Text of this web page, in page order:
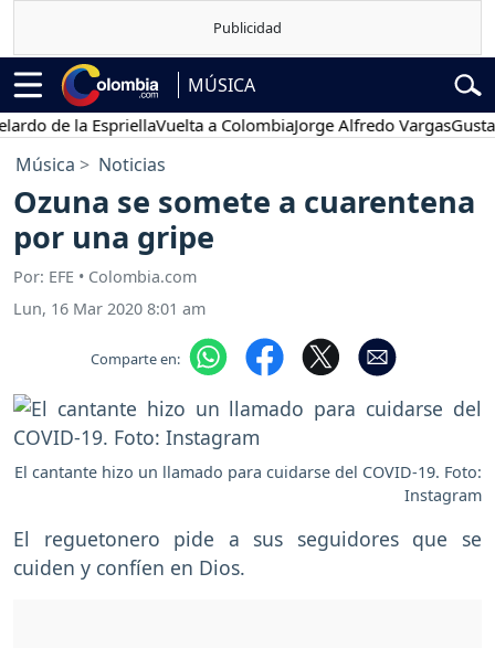
MÚSICA
de la EspriellaVuelta a ColombiaJorge Alfredo VargasGustavo
Música Noticias
Ozuna se somete a cuarentena
por una gripe
Por: EFE • Colombia.com
Lun, 16 Mar 2020 8:01 am
Comparte en:
El cantante hizo un llamado para cuidarse del COVID-19. Foto:
Instagram
El reguetonero pide a sus seguidores que se
cuiden y confíen en Dios.